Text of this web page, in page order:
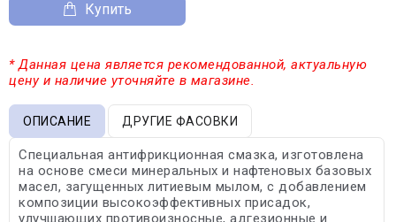
Купить
* Данная цена является рекомендованной, актуальную
цену и наличие уточняйте в магазине.
ОПИСАНИЕ ДРУГИЕ ФАСОВКИ
Специальная антифрикционная смазка, изготовлена
на основе смеси минеральных и нафтеновых базовых
масел, загущенных литиевым мылом, с добавлением
композиции высокоэффективных присадок,
улучшающих противоизносные, адгезионные и